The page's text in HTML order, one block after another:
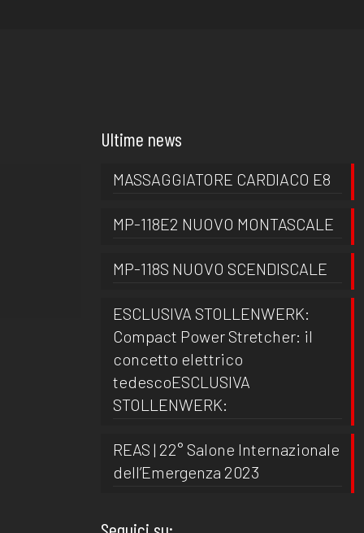
Ultime news
MASSAGGIATORE CARDIACO E8
MP-118E2 NUOVO MONTASCALE
MP-118S NUOVO SCENDISCALE
ESCLUSIVA STOLLENWERK:
Compact Power Stretcher: il
concetto elettrico
tedescoESCLUSIVA
STOLLENWERK:
REAS | 22° Salone Internazionale
dell’Emergenza 2023